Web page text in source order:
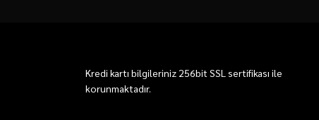
Kredi kartı bilgileriniz 256bit SSL sertifikası ile
korunmaktadır.